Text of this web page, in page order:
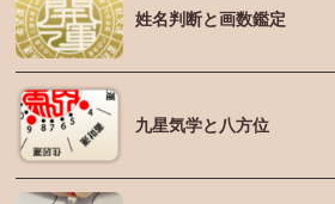
姓名判断と画数鑑定
九星気学と八方位